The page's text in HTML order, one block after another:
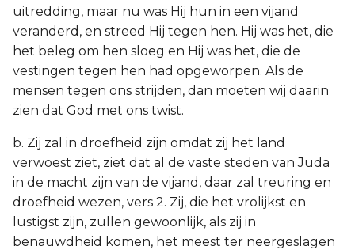
uitredding, maar nu was Hij hun in een vijand
veranderd, en streed Hij tegen hen. Hij was het, die
het beleg om hen sloeg en Hij was het, die de
vestingen tegen hen had opgeworpen. Als de
mensen tegen ons strijden, dan moeten wij daarin
zien dat God met ons twist.
b. Zij zal in droefheid zijn omdat zij het land
verwoest ziet, ziet dat al de vaste steden van Juda
in de macht zijn van de vijand, daar zal treuring en
droefheid wezen, vers 2. Zij, die het vrolijkst en
lustigst zijn, zullen gewoonlijk, als zij in
benauwdheid komen, het meest ter neergeslagen